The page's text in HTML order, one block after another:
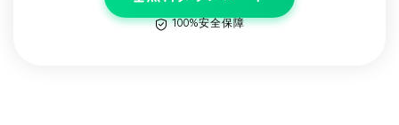
100%安全保障